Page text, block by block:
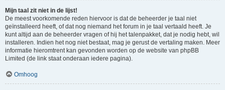
Mijn taal zit niet in de lijst!
De meest voorkomende reden hiervoor is dat de beheerder je taal niet
geïnstalleerd heeft, of dat nog niemand het forum in je taal vertaald heeft. Je
kunt altijd aan de beheerder vragen of hij het talenpakket, dat je nodig hebt, wil
installeren. Indien het nog niet bestaat, mag je gerust de vertaling maken. Meer
informatie hieromtrent kan gevonden worden op de website van phpBB
Limited (de link staat onderaan iedere pagina).
Omhoog